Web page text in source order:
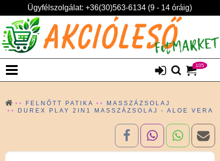
Ügyfélszolgálat: +36(30)563-6134 (9 - 14 óráig)
105
FELNŐTT PATIKA
MASSZÁZSOLAJ
DUREX PLAY 2IN1 MASSZÁZSOLAJ - ALOE VERA